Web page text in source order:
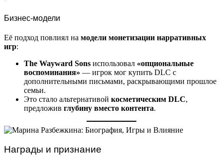
Бизнес-модели
Её подход повлиял на модели монетизации нарративных
игр:
The Wayward Sons использовал «опциональные
воспоминания» — игрок мог купить DLC с
дополнительными письмами, раскрывающими прошлое
семьи.
Это стало альтернативой косметическим DLC,
предложив глубину вместо контента.
Награды и признание